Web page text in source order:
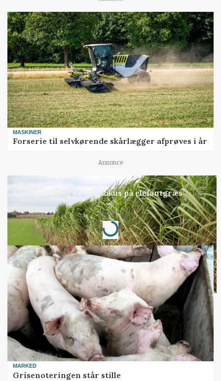
MASKINER
Forserie til selvkørende skårlægger afprøves i år
Annonce
ARRANGEMENT
Markvandring sætter fokus på elefantgræs
Annonce
Loading...
MARKED
Grisenoteringen står stille